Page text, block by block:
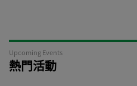
Upcoming Events
熱門活動